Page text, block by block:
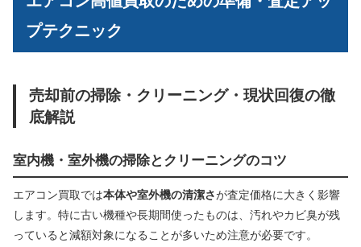
プテクニック
売却前の掃除・クリーニング・現状回復の徹
底解説
室内機・室外機の掃除とクリーニングのコツ
エアコン買取では本体や室外機の清潔さが査定価格に大きく影響
します。特に古い機種や長期間使ったものは、汚れやカビ臭が残
っていると減額対象になることが多いため注意が必要です。